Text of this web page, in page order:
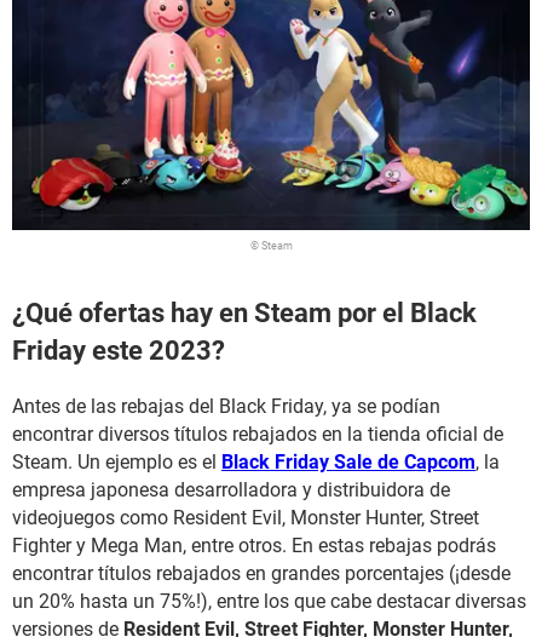
© Steam
¿Qué ofertas hay en Steam por el Black
Friday este 2023?
Antes de las rebajas del Black Friday, ya se podían
encontrar diversos títulos rebajados en la tienda oficial de
Steam. Un ejemplo es el Black Friday Sale de Capcom, la
empresa japonesa desarrolladora y distribuidora de
videojuegos como Resident Evil, Monster Hunter, Street
Fighter y Mega Man, entre otros. En estas rebajas podrás
encontrar títulos rebajados en grandes porcentajes (¡desde
un 20% hasta un 75%!), entre los que cabe destacar diversas
versiones de Resident Evil, Street Fighter, Monster Hunter,